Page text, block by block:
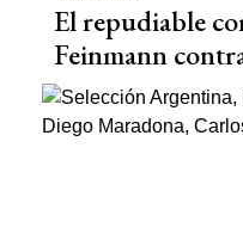
El repudiable
Feinmann